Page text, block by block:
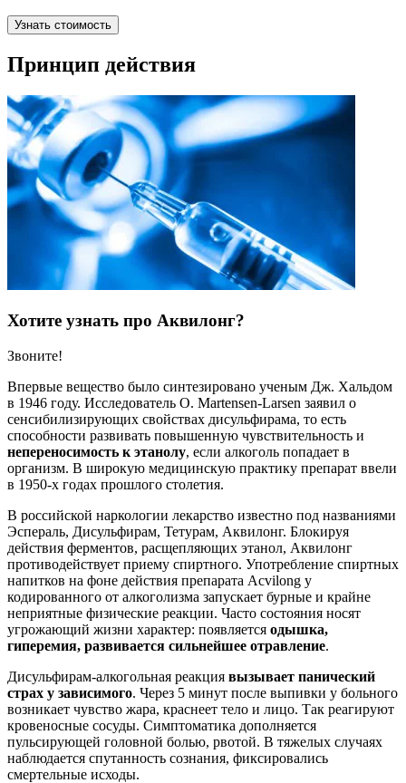
Узнать стоимость
Принцип действия
Хотите узнать про Аквилонг?
Звоните!
Впервые вещество было синтезировано ученым Дж. Хальдом
в 1946 году. Исследователь О. Martensen-Larsen заявил о
сенсибилизирующих свойствах дисульфирама, то есть
способности развивать повышенную чувствительность и
непереносимость к этанолу, если алкоголь попадает в
организм. В широкую медицинскую практику препарат ввели
в 1950-х годах прошлого столетия.
В российской наркологии лекарство известно под названиями
Эспераль, Дисульфирам, Тетурам, Аквилонг. Блокируя
действия ферментов, расщепляющих этанол, Аквилонг
противодействует приему спиртного. Употребление спиртных
напитков на фоне действия препарата Acvilong у
кодированного от алкоголизма запускает бурные и крайне
неприятные физические реакции. Часто состояния носят
угрожающий жизни характер: появляется одышка,
гиперемия, развивается сильнейшее отравление.
Дисульфирам-алкогольная реакция вызывает панический
страх у зависимого. Через 5 минут после выпивки у больного
возникает чувство жара, краснеет тело и лицо. Так реагируют
кровеносные сосуды. Симптоматика дополняется
пульсирующей головной болью, рвотой. В тяжелых случаях
наблюдается спутанность сознания, фиксировались
смертельные исходы.